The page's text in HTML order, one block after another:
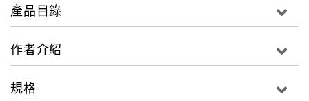
岩合光昭除了是《國家地理》雜誌野生動物攝影師，也
同樣深刻的理解。這本攝影集把他在不同時期拍攝的貓
一種動物的人」的角度，看見所謂的野性。
產品目錄
作者介紹
規格